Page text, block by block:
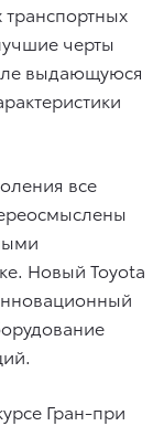
черты
выдающуюся
все
Новый Toyota
Гран-при